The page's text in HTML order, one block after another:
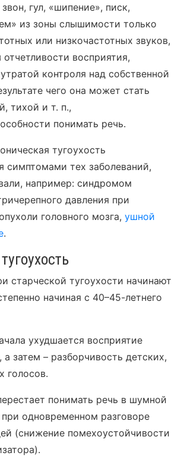
гул, «шипение», писк,
из зоны слышимости только
или низкочастотных звуков,
восприятия,
контроля над собственной
чего она может стать
тихой и т. п.,
понимать речь.
тугоухость
симптомами тех заболеваний,
например: синдромом
давления при
головного мозга, ушной
.
старческой тугоухости начинают
начиная с 40–45-летнего
ухудшается восприятие
а затем – разборчивость детских,
голосов.
понимать речь в шумной
одновременном разговоре
(снижение помехоустойчивости